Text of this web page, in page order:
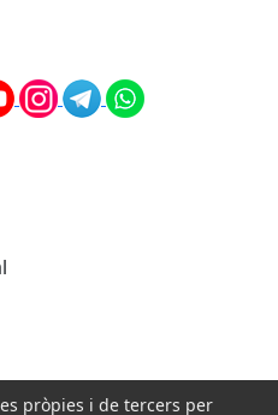
pròpies i de tercers per